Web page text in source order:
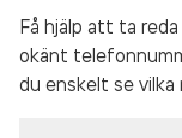
Få hjälp att ta
okänt
du enskelt se vilka